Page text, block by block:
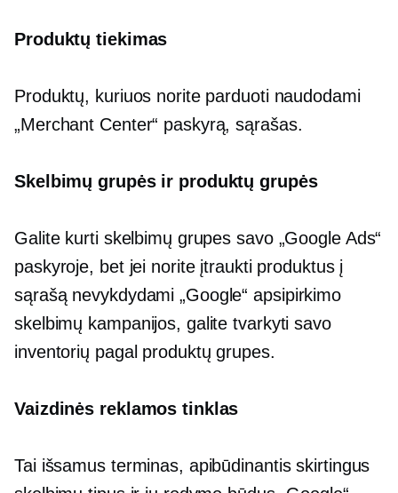
Produktų tiekimas
Produktų, kuriuos norite parduoti naudodami
„Merchant Center“ paskyrą, sąrašas.
Skelbimų grupės ir produktų grupės
Galite kurti skelbimų grupes savo „Google Ads“
paskyroje, bet jei norite įtraukti produktus į
sąrašą nevykdydami „Google“ apsipirkimo
skelbimų kampanijos, galite tvarkyti savo
inventorių pagal produktų grupes.
Vaizdinės reklamos tinklas
Tai išsamus terminas, apibūdinantis skirtingus